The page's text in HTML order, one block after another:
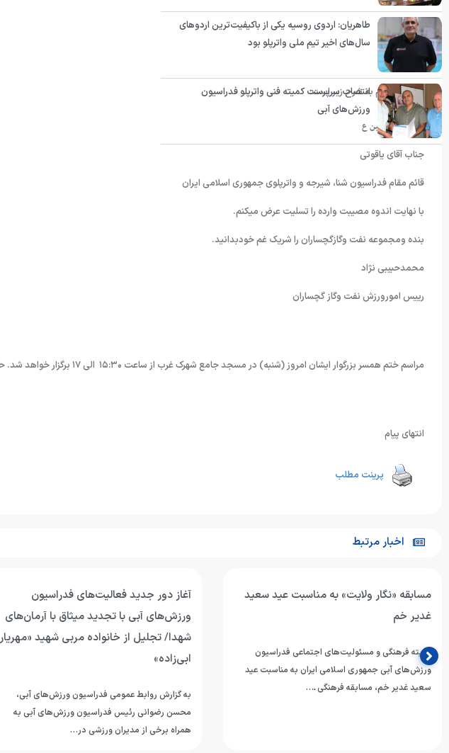
متن این پیام به شرح زیر است:
بسم رب الحسین ع
جناب آقای یاقوتی
قائم مقام فدراسیون شنا، شیرجه و واترپلوی جمهوری اسلامی ایران
با نهایت اندوه مصیبت وارده را تسلیت عرض میکنم.
بنده ومجموعه نفت وگازگچساران را شریک غم خودبدانید.
محمدحبیبی نژاد
رییس امورورزش نفت وگاز گچساران
مراسم ختم همسر بزرگوار ایشان امروز (شنبه) در مسجد جامع شهرک غرب از ساعت ۱۵:۳۰ الی ۱۷ برگزار خواهد شد. حضور سروران موجب تسلی بازماندگان است.
انتهای پیام
پرینت مطلب
طاهریان: اردوی روسیه یکی از باکیفیت‌ترین اردوهای
سال‌های اخیر تیم ملی واترپلو بود
انتصاب سرپرست کمیته فنی واترپلو فدراسیون
ورزش‌های آبی
اخبار مرتبط
مسابقه «نگار ولایت» به مناسبت عید سعید
غدیر خم
کمیته فرهنگی و مسئولیت‌های اجتماعی فدراسیون
ورزش‌های آبی جمهوری اسلامی ایران به مناسبت عید
سعید غدیر خم، مسابقه فرهنگی ـ…
آغاز دور جدید فعالیت‌های فدراسیون
ورزش‌های آبی با تجدید میثاق با آرمان‌های
شهدا/ تجلیل از خانواده مربی شهید «مهریار
ابی‌زاده»
به گزارش روابط عمومی فدراسیون ورزش‌های آبی،
محسن رضوانی رئیس فدراسیون ورزش‌های آبی به
همراه برخی از مدیران ورزشی در…